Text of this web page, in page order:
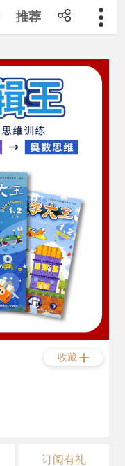
推荐
收藏
订阅有礼